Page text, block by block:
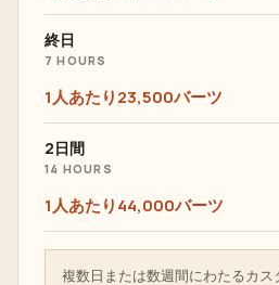
終日
7 HOURS
1人あたり23,500バーツ
2日間
14 HOURS
1人あたり44,000バーツ
複数日または数週間にわたるカ